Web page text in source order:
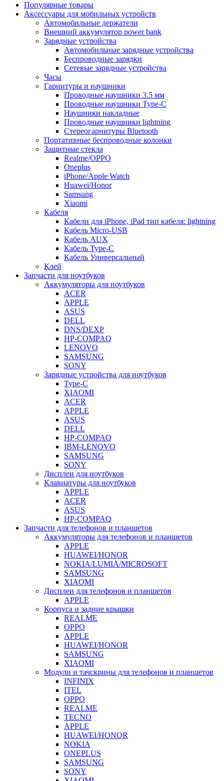
Популярные товары
Аксессуары для мобильных устройств
Автомобильные держатели
Внешний аккумулятор power bank
Зарядные устройства
Автомобильные зарядные устройства
Беспроводные зарядки
Сетевые зарядные устройства
Часы
Гарнитуры и наушники
Проводные наушники 3.5 мм
Проводные наушники Type-C
Наушники накладные
Проводные наушники lightning
Стереогарнитуры Bluetooth
Портативные беспроводные колонки
Защитные стекла
Realme/OPPO
Oneplus
iPhone/Apple Watch
Huawei/Honor
Samsung
Xiaomi
Кабеля
Кабели для iPhone, iPad тип кабеля: lightning
Кабель Micro-USB
Кабель AUX
Кабель Type-C
Кабель Универсальный
Клей
Запчасти для ноутбуков
Аккумуляторы для ноутбуков
ACER
APPLE
ASUS
DELL
DNS/DEXP
HP-COMPAQ
LENOVO
SAMSUNG
SONY
Зарядные устройства для ноутбуков
Type-C
XIAOMI
ACER
APPLE
ASUS
DELL
HP-COMPAQ
IBM-LENOVO
SAMSUNG
SONY
Дисплеи для ноутбуков
Клавиатуры для ноутбуков
APPLE
ACER
ASUS
HP-COMPAQ
Запчасти для телефонов и планшетов
Аккумуляторы для телефонов и планшетов
APPLE
HUAWEI/HONOR
NOKIA/LUMIA/MICROSOFT
SAMSUNG
XIAOMI
Дисплеи для телефонов и планшетов
APPLE
Корпуса и задние крышки
REALME
OPPO
APPLE
HUAWEI/HONOR
SAMSUNG
XIAOMI
Модули и тачскрины для телефонов и планшетов
INFINIX
ITEL
OPPO
REALME
TECNO
APPLE
HUAWEI/HONOR
NOKIA
ONEPLUS
SAMSUNG
SONY